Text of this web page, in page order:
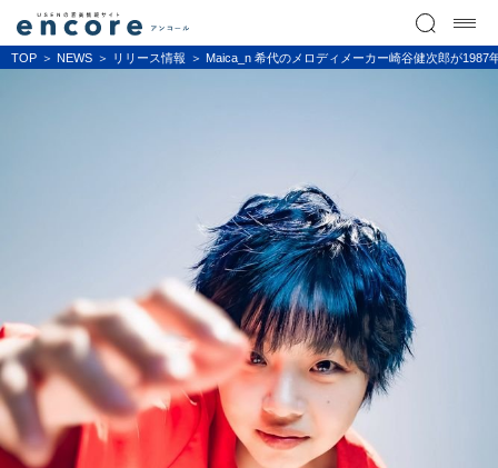
TOP NEWS リリース情報 Maica_n 希代のメロディメーカー崎谷健次郎が1987